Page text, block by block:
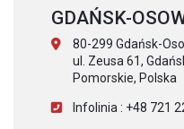
GDAŃSK-
80-299 Gdańsk-
ul. Zeusa 61,
Pomorskie, Polska
Infolinia : +48 721